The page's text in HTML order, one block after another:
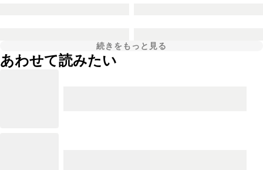
続きをもっと見る
あわせて読みたい